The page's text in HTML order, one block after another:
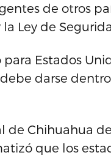
de otros
Ley de
Estados
darse
de Chihuahua
que los